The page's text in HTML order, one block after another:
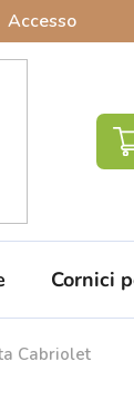
Accesso
Cornici
Cabriolet